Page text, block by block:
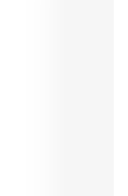
数据，并根据
以恒地投入努